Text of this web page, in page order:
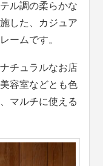
ル調の柔らかな
した、カジュア
ームです。
チュラルなお店
容室などとも色
マルチに使える